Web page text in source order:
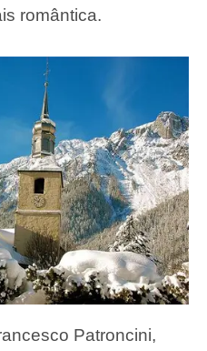
romântica.
Patroncini,